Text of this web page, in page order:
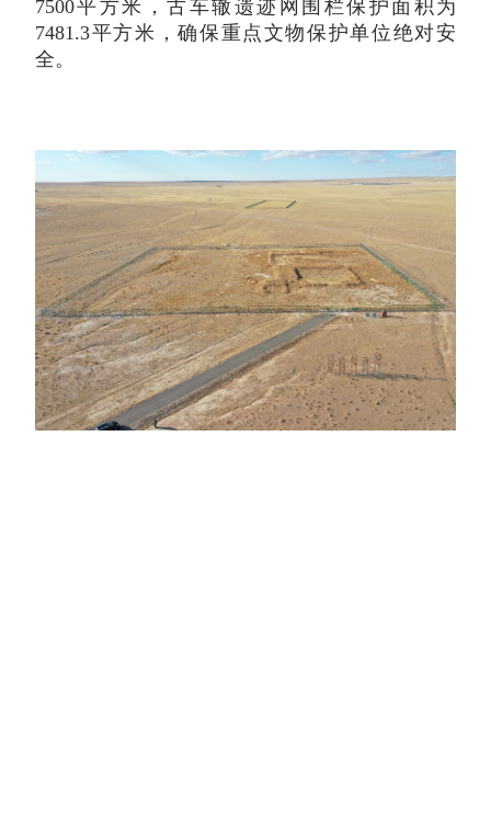
7500平方米，古车辙遗迹网围栏保护面积为
7481.3平方米，确保重点文物保护单位绝对安
全。